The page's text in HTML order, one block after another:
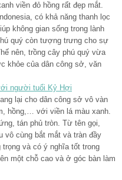
viền đỏ hồng rất đẹp mắt.
có khả năng thanh lọc
không gian sống trong lành
quý còn tượng trưng cho sự
nên, trồng cây phú quý vừa
khỏe của dân công sở, văn
người tuổi Kỷ Hợi
lại cho dân công sở vô vàn
hồng,… với viền lá màu xanh.
tán phủ tròn. Từ tên gọi,
vô cùng bắt mắt và tràn đầy
và có ý nghĩa tốt trong
một chỗ cao và ở góc bàn làm